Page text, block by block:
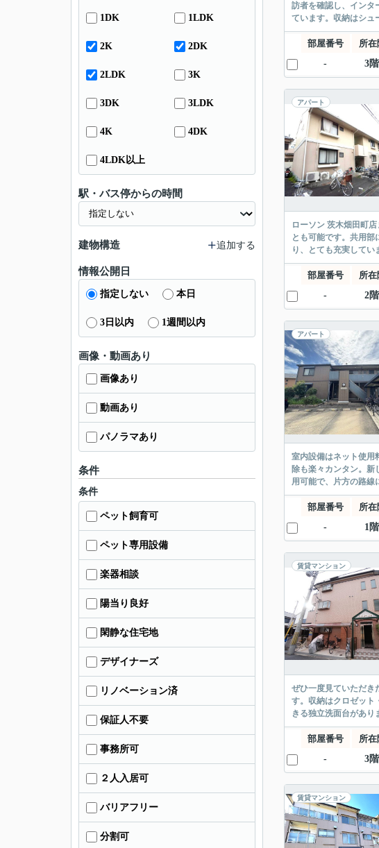
訪者を確認し、インタ
ています。収納はシュ
部屋番号 所在
-
3階
アパート
ローソン 茨木畑田町
とも可能です。共用
り、とても充実して
部屋番号 所在
-
2階
アパート
室内設備はネット使用
除も楽々カンタン。新
用可能で、片方の路線
部屋番号 所在
-
1階
賃貸マンション
ぜひ一度見ていただき
す。収納はクロゼット
きる独立洗面台があ
部屋番号 所在
-
3階
賃貸マンション
1DK 1LDK
2K 2DK
2LDK 3K
3DK 3LDK
4K 4DK
4LDK以上
駅・バス停からの時間
建物構造 追加する
情報公開日
指定しない 本日
3日以内 1週間以内
画像・動画あり
画像あり
動画あり
パノラマあり
条件
条件
ペット飼育可
ペット専用設備
楽器相談
陽当り良好
閑静な住宅地
デザイナーズ
リノベーション済
保証人不要
事務所可
２人入居可
バリアフリー
分割可